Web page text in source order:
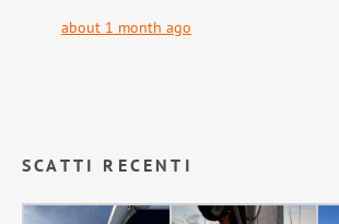
about 1 month ago
SCATTI RECENTI